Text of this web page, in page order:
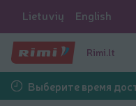
Lietuvių English
Rimi.lt
Выберите время